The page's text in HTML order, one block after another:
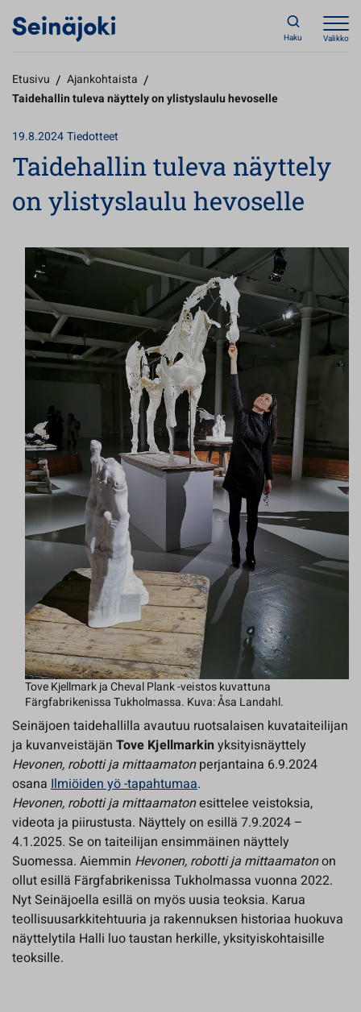
Haku Valikko
Etusivu / Ajankohtaista /
Taidehallin tuleva näyttely on ylistyslaulu hevoselle
19.8.2024Tiedotteet
Taidehallin tuleva näyttely
on ylistyslaulu hevoselle
Tove Kjellmark ja Cheval Plank -veistos kuvattuna
Färgfabrikenissa Tukholmassa. Kuva: Åsa Landahl.
Seinäjoen taidehallilla avautuu ruotsalaisen kuvataiteilijan
ja kuvanveistäjän Tove Kjellmarkinyksityisnäyttely
Hevonen, robotti ja mittaamatonperjantaina 6.9.2024
osana Ilmiöiden yö -tapahtumaa.
Hevonen, robotti ja mittaamatonesittelee veistoksia,
videota ja piirustusta. Näyttely on esillä 7.9.2024 –
4.1.2025. Se on taiteilijan ensimmäinen näyttely
Suomessa. Aiemmin Hevonen, robotti ja mittaamatonon
ollut esillä Färgfabrikenissa Tukholmassa vuonna 2022.
Nyt Seinäjoella esillä on myös uusia teoksia. Karua
teollisuusarkkitehtuuria ja rakennuksen historiaa huokuva
näyttelytila Halli luo taustan herkille, yksityiskohtaisille
teoksille.